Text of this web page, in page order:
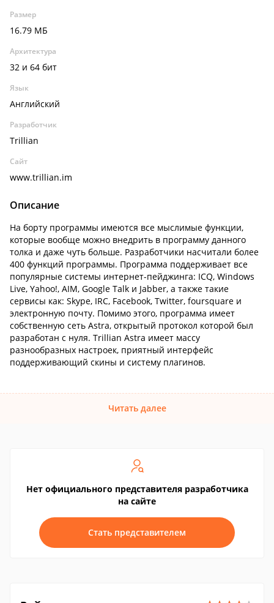
Размер
16.79 МБ
Архитектура
32 и 64 бит
Язык
Английский
Разработчик
Trillian
Сайт
www.trillian.im
Описание
На борту программы имеются все мыслимые функции,
которые вообще можно внедрить в программу данного
толка и даже чуть больше. Разработчики насчитали более
400 функций программы. Программа поддерживает все
популярные системы интернет-пейджинга: ICQ, Windows
Live, Yahoo!, AIM, Google Talk и Jabber, а также такие
сервисы как: Skype, IRC, Facebook, Twitter, foursquare и
электронную почту. Помимо этого, программа имеет
собственную сеть Astra, открытый протокол которой был
разработан с нуля. Trillian Astra имеет массу
разнообразных настроек, приятный интерфейс
поддерживающий скины и систему плагинов.
Читать далее
Нет официального представителя разработчика
на сайте
Стать представителем